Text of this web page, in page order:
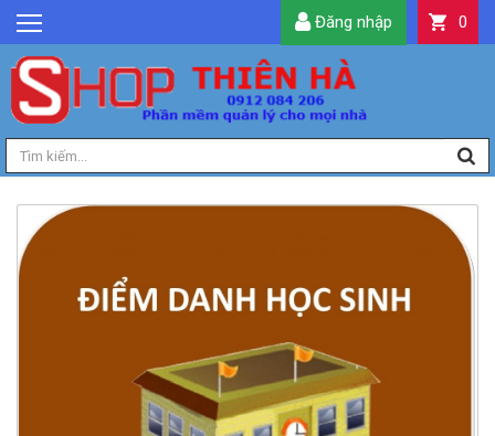
GIỚI THIỆU
TIN TỨC
SẢN PHẨM
DỊCH VỤ
LIÊN HỆ
TIỆN ÍCH
QUẢN LÝ
0
Đăng nhập